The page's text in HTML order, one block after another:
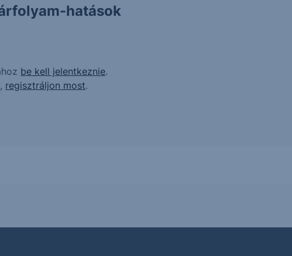
hatások
be kell jelentkeznie.
regisztráljon most.